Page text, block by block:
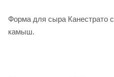
Форма для сыра Канестрато
камыш.